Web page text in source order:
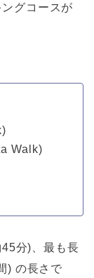
グコースが
Walk)
分)、最も長
) の長さで